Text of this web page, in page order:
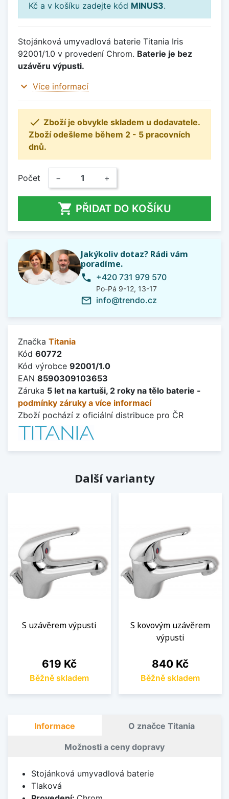
Kč a v košíku zadejte kód MINUS3.
Stojánková umyvadlová baterie Titania Iris
92001/1.0 v provedení Chrom. Baterie je bez
uzávěru výpusti.
expand_more Více informací
 Zboží je obvykle skladem u dodavatele.
Zboží odešleme během 2 - 5 pracovních
dnů.
Počet − +
 PŘIDAT DO KOŠÍKU
Jakýkoliv dotaz? Rádi vám
poradíme.
phone +420 731 979 570
Po-Pá 9-12, 13-17
mail_outline info@trendo.cz
Značka Titania
Kód 60772
Kód výrobce 92001/1.0
EAN 8590309103653
Záruka 5 let na kartuši, 2 roky na tělo baterie -
podmínky záruky a více informací
Zboží pochází z oficiální distribuce pro ČR
Další varianty
S uzávěrem výpusti
Cena
619 Kč
Běžně skladem
S kovovým uzávěrem
výpusti
Cena
840 Kč
Běžně skladem
Informace O značce Titania
Možnosti a ceny dopravy
Stojánková umyvadlová baterie
Tlaková